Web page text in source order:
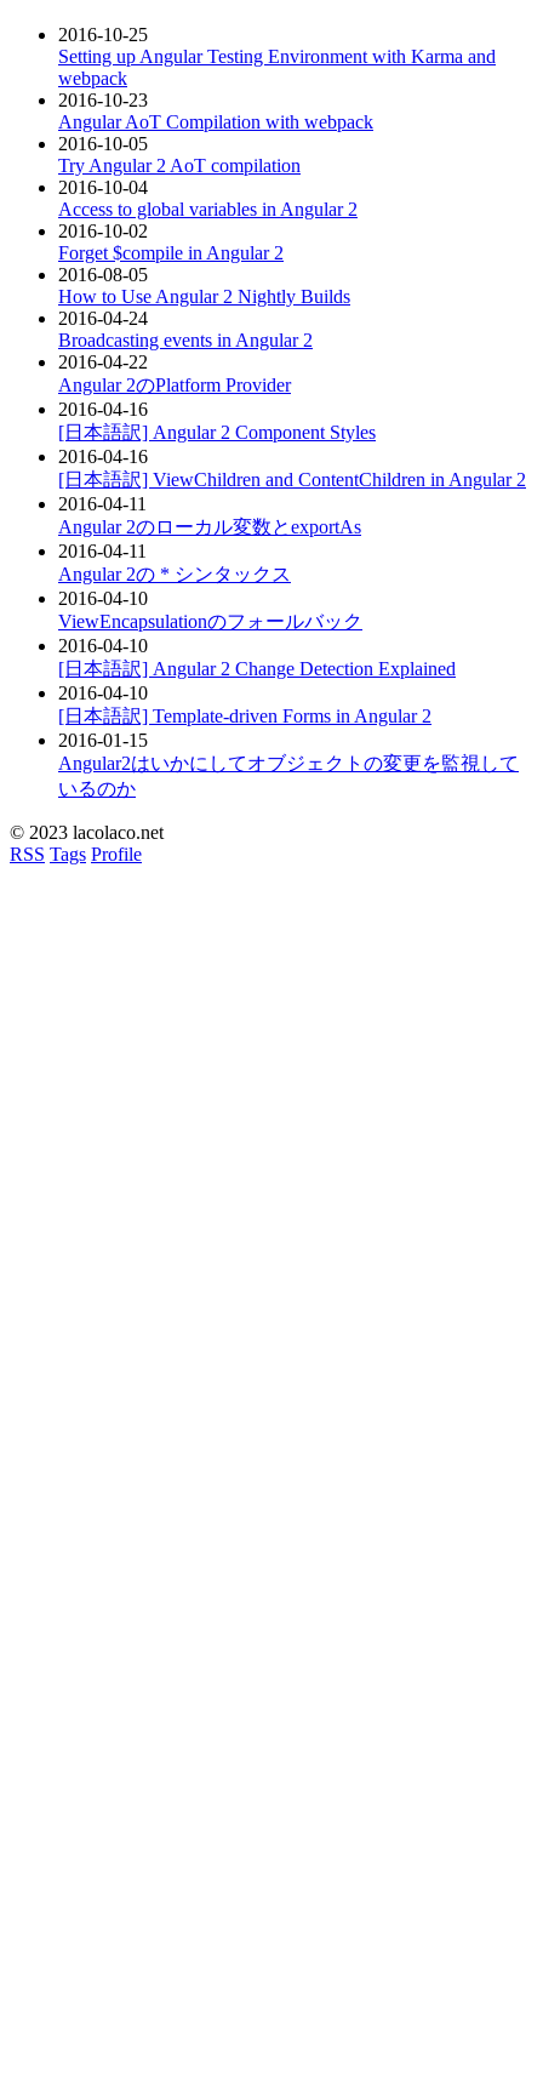
2016-10-25
Setting up Angular Testing Environment with Karma and
webpack
2016-10-23
Angular AoT Compilation with webpack
2016-10-05
Try Angular 2 AoT compilation
2016-10-04
Access to global variables in Angular 2
2016-10-02
Forget $compile in Angular 2
2016-08-05
How to Use Angular 2 Nightly Builds
2016-04-24
Broadcasting events in Angular 2
2016-04-22
Angular 2のPlatform Provider
2016-04-16
[日本語訳] Angular 2 Component Styles
2016-04-16
[日本語訳] ViewChildren and ContentChildren in Angular 2
2016-04-11
Angular 2のローカル変数とexportAs
2016-04-11
Angular 2の * シンタックス
2016-04-10
ViewEncapsulationのフォールバック
2016-04-10
[日本語訳] Angular 2 Change Detection Explained
2016-04-10
[日本語訳] Template-driven Forms in Angular 2
2016-01-15
Angular2はいかにしてオブジェクトの変更を監視して
いるのか
© 2023 lacolaco.net
RSS Tags Profile